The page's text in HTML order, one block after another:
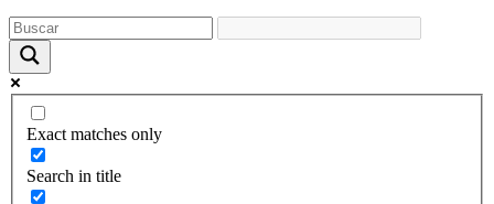
Exact matches only
Search in title